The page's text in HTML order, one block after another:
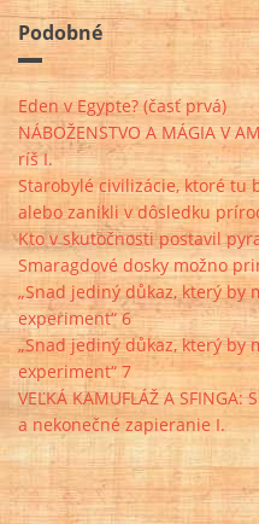
Podobné
Eden v Egypte? (časť prvá)
NÁBOŽENSTVO A MÁGIA V
ríš I.
Starobylé civilizácie, ktoré tu
alebo zanikli v dôsledku
Kto v skutočnosti postavil
Smaragdové dosky možno
„Snad jediný důkaz, který
experiment“ 6
„Snad jediný důkaz, který
experiment“ 7
VEĽKÁ KAMUFLÁŽ A
a nekonečné zapieranie I.